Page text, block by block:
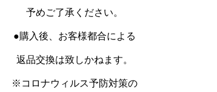
予めご了承ください。
●購入後、お客様都合による
返品交換は致しかねます。
※コロナウィルス予防対策の